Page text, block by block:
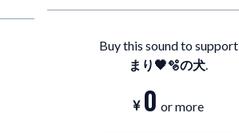
Buy this sound to support
まり🖤🫧の犬.
0 or more